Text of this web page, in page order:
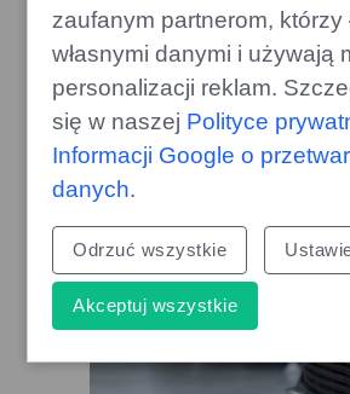
zmiany w systemie
gamecorner.pl
zaufanym partnerom, którzy
własnymi danymi i używają
personalizacji reklam.
się w naszej Polityce
Informacji Google o
danych.
Odrzuć wszystkie
Akceptuj wszystkie